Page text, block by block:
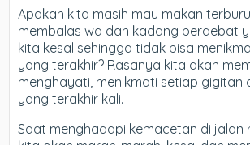
Apakah kita masih mau makan
membalas wa dan kadang berdebat
kita kesal sehingga tidak bisa
yang terakhir? Rasanya kita akan
menghayati, menikmati setiap gigitan
yang terakhir kali.
Saat menghadapi kemacetan di jalan